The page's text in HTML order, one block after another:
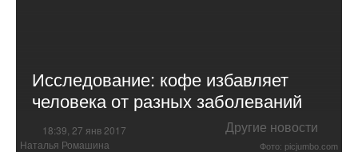
Исследование: кофе избавляет
человека от разных заболеваний
18:39, 27 янв 2017 Другие новости
Наталья Ромашина Фото: picjumbo.com